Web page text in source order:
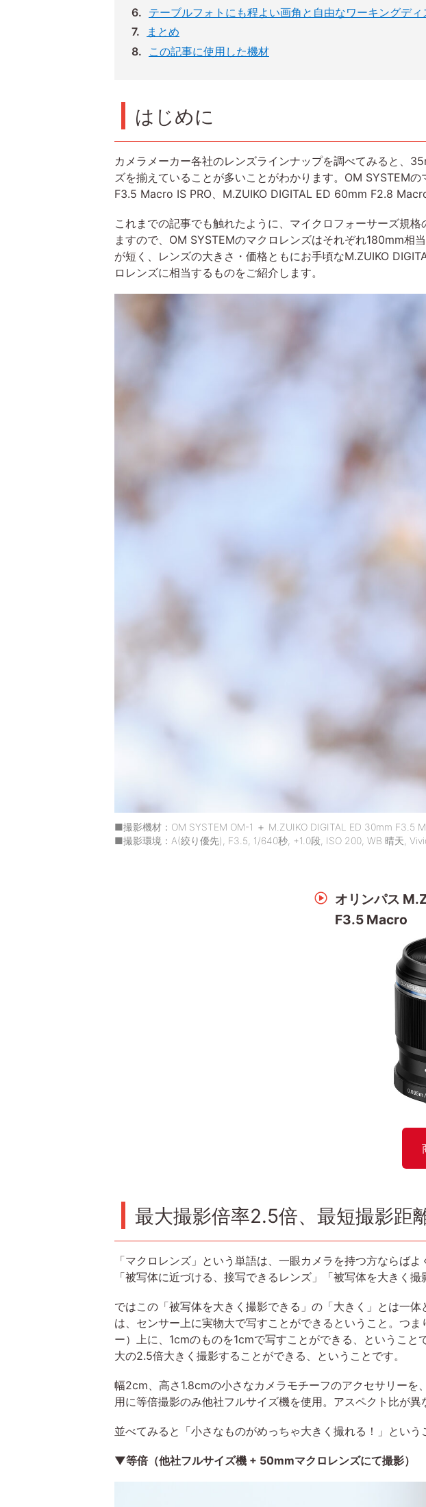
テーブルフォトにも程よい画角と自由なワーキングディ
まとめ
この記事に使用した機材
はじめに
カメラメーカー各社のレンズラインナップを調べてみると、
ズを揃えていることが多いことがわかります。OM SYSTEM
F3.5 Macro IS PRO、M.ZUIKO DIGITAL ED 60mm F2.8
これまでの記事でも触れたように、マイクロフォーサーズ規
ますので、OM SYSTEMのマクロレンズはそれぞれ180mm
が短く、レンズの大きさ・価格ともにお手頃なM.ZUIKO
ロレンズに相当するものをご紹介します。
■撮影機材：OM SYSTEM OM-1 ＋ M.ZUIKO DIGITAL ED 30mm F3.5
■撮影環境：A(絞り優先), F3.5, 1/640秒, +1.0段, ISO 200, WB 晴天,
オリンパス
F3.5 Macro
最大撮影倍率2.5倍、最短撮影距
「マクロレンズ」という単語は、一眼カメラを持つ方ならば
「被写体に近づける、接写できるレンズ」「被写体を大きく
ではこの「被写体を大きく撮影できる」の「大きく」とは一
は、センサー上に実物大で写すことができるということ。つ
ー）上に、1cmのものを1cmで写すことができる、というこ
大の2.5倍大きく撮影することができる、ということです。
幅2cm、高さ1.8cmの小さなカメラモチーフのアクセサリー
用に等倍撮影のみ他社フルサイズ機を使用。アスペクト比が
並べてみると「小さなものがめっちゃ大きく撮れる！」とい
▼等倍（他社フルサイズ機 + 50mmマクロレンズにて撮影）